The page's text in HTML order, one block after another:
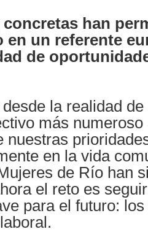
han
en un referente
de
la realidad
más
nuestras
en la vida
de Río han
el reto es
para el futuro: